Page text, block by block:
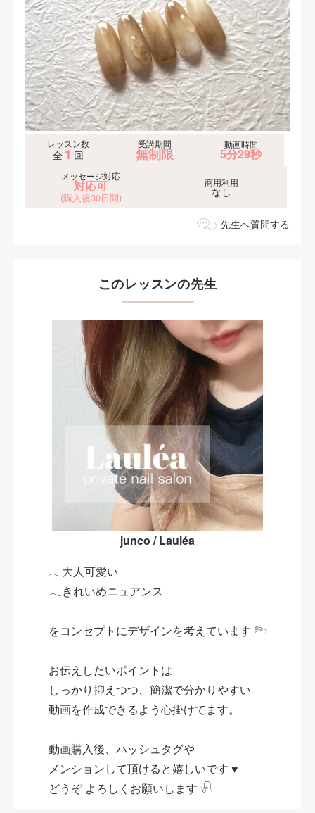
レッスン数
全 1 回
受講期間
無制限
動画時間
5分29秒
メッセージ対応
対応可
(購入後30日間)
商用利用
なし
先生へ質問する
このレッスンの先生
junco / Lauléa
𓂃大人可愛い
𓂃きれいめニュアンス
をコンセプトにデザインを考えています 𓆸
お伝えしたいポイントは
しっかり抑えつつ、簡潔で分かりやすい
動画を作成できるよう心掛けてます。
動画購入後、ハッシュタグや
メンションして頂けると嬉しいです ♥
どうぞ よろしくお願いします 𓍯